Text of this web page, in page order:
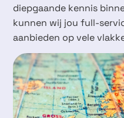
diepgaande kennis
kunnen wij jou full-
aanbieden op vele